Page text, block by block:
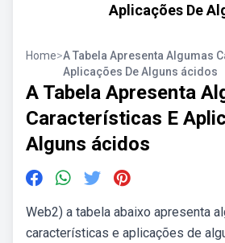
Aplicações De
Home>A Tabela Apresenta Algumas
Aplicações De Alguns ácidos
A Tabela Apresenta
Características E
Alguns ácidos
Web2) a tabela abaixo apresenta
características e aplicações de